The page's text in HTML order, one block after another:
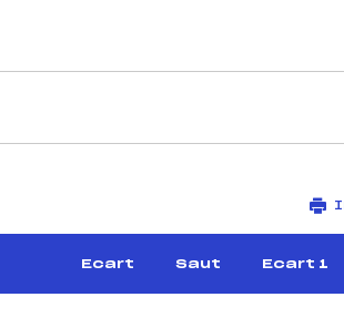
LAUSANNE –
Ecart Saut Ecart 1